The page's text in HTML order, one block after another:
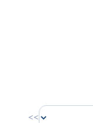
>>